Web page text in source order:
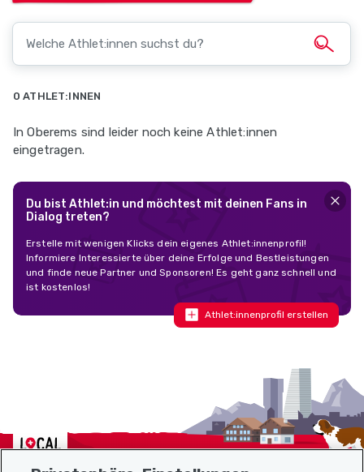
0 ATHLET:INNEN
In Oberems sind leider noch keine Athlet:innen
eingetragen.
Du bist Athlet:in und möchtest mit deinen Fans in
Dialog treten?
Erstelle mit wenigen Klicks dein eigenes Athlet:innenprofil!
Informiere Interessierte über deine Erfolge und Bestleistungen
und finde neue Partner und Sponsoren! Es geht ganz schnell und
ist kostenlos!
Athlet:innenprofil erstellen
Localcities